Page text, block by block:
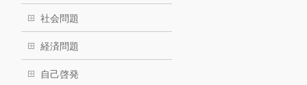
社会問題
経済問題
自己啓発